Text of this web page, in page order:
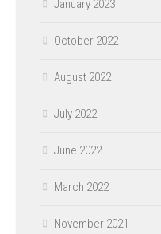
January 2023
October 2022
August 2022
July 2022
June 2022
March 2022
November 2021